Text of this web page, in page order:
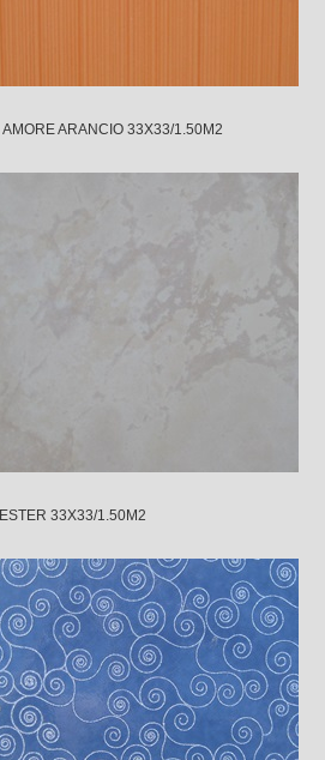
AMORE ARANCIO 33X33/1.50M2
ESTER 33X33/1.50M2